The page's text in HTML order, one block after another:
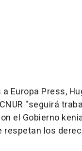
Europa Press,
"seguirá
el Gobierno
respetan los